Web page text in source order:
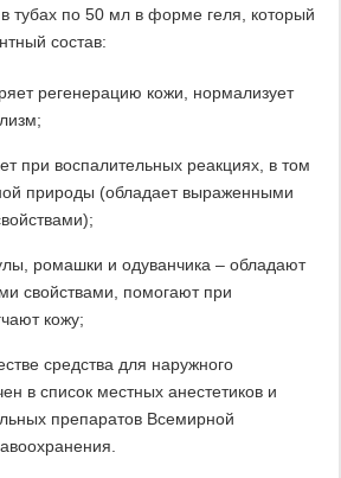
тубах по 50 мл в форме геля, который
состав:
регенерацию кожи, нормализует
при воспалительных реакциях, в том
природы (обладает выраженными
ромашки и одуванчика – обладают
свойствами, помогают при
кожу;
средства для наружного
в список местных анестетиков и
препаратов Всемирной